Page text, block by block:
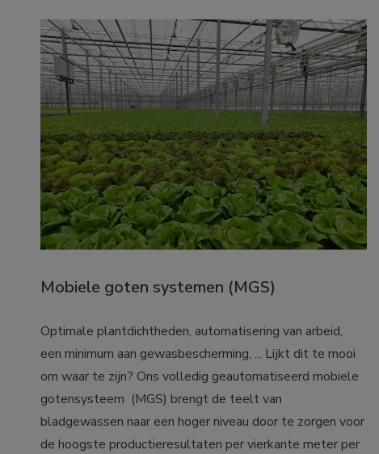
Mobiele goten systemen (MGS)
Optimale plantdichtheden, automatisering van arbeid,
een minimum aan gewasbescherming, ... Lijkt dit te mooi
om waar te zijn? Ons volledig geautomatiseerd mobiele
gotensysteem  (MGS) brengt de teelt van
bladgewassen naar een hoger niveau door te zorgen voor
de hoogste productieresultaten per vierkante meter per